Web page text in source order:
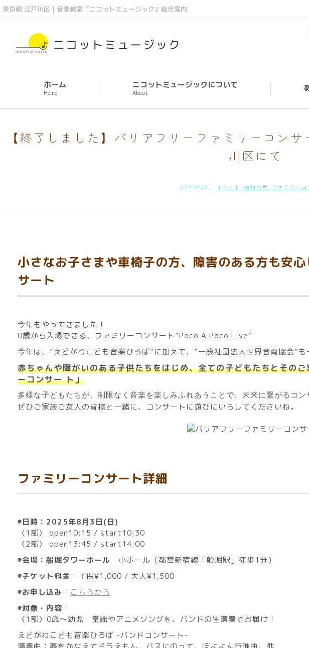
東京都 江戸川区 | 音楽教室『ニコットミュージック』総合案内
ホーム
Home
ニコットミュージックについて
About
【終了しました】バリアフリーファミリーコン
川区にて
2025.06.26 イベント お知らせ ファミリーコ
小さなお子さまや車椅子の方、障害のある方も安
サート
今年もやってきました！
0歳から入場できる、ファミリーコンサート”Poco A Poco Live”
今年は、”えどがわこども音楽ひろば”に加えて、”一般社団法人世界音育協会”も
赤ちゃんや障がいのある子供たちをはじめ、全ての子どもたちとその
ーコンサー ト」
多様な子どもたちが、制限なく音楽を楽しみふれあうことで、未来に繋がるコン
ぜひご家族ご友人の皆様と一緒に、コンサートに遊びにいらしてくださいね。
ファミリーコンサート詳細
◉日時：2025年8月3日(日)
〈1部〉 open10:15 / start10:30
〈2部〉 open13:45 / start14:00
◉会場：船堀タワーホール 小ホール（都営新宿線「船堀駅」徒歩1分）
◉チケット料金 ：子供¥1,000 / 大人¥1,500
◉お申し込み ： こちらから
◉対象・内容 ：
〈1部〉0歳〜幼児 童謡やアニメソングを、バンドの生演奏でお届け！
えどがわこども音楽ひろば -バンドコンサート-